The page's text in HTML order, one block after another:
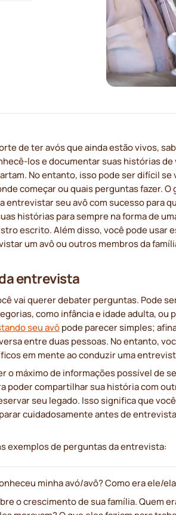
de ter avós que ainda estão vivos,
los e documentar suas histórias de
No entanto, isso pode ser difícil se
começar ou quais perguntas fazer. O
entrevistar seu avô com sucesso para
histórias para sempre na forma de
escrito. Além disso, você pode usar
um avô ou outros membros da
entrevista
vai querer debater perguntas. Pode
como infância e idade adulta, ou
seu avôpode parecer simples;
entre duas pessoas. No entanto,
em mente ao conduzir uma
o máximo de informações possível de
poder compartilhar sua história com
seu legado. Isso significa que você
cuidadosamente antes de
exemplos de perguntas da entrevista:
minha avó/avô? Como era ele/
o crescimento de sua família. Quem